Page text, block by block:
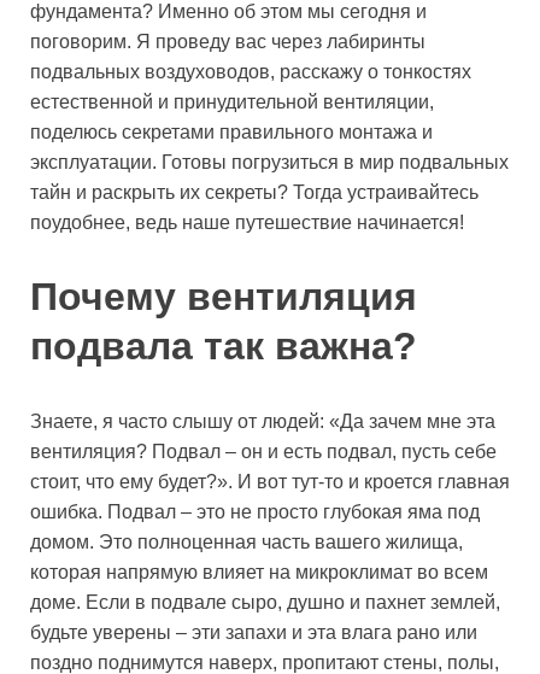
фундамента? Именно об этом мы сегодня и
поговорим. Я проведу вас через лабиринты
подвальных воздуховодов, расскажу о тонкостях
естественной и принудительной вентиляции,
поделюсь секретами правильного монтажа и
эксплуатации. Готовы погрузиться в мир подвальных
тайн и раскрыть их секреты? Тогда устраивайтесь
поудобнее, ведь наше путешествие начинается!
Почему вентиляция
подвала так важна?
Знаете, я часто слышу от людей: «Да зачем мне эта
вентиляция? Подвал – он и есть подвал, пусть себе
стоит, что ему будет?». И вот тут-то и кроется главная
ошибка. Подвал – это не просто глубокая яма под
домом. Это полноценная часть вашего жилища,
которая напрямую влияет на микроклимат во всем
доме. Если в подвале сыро, душно и пахнет землей,
будьте уверены – эти запахи и эта влага рано или
поздно поднимутся наверх, пропитают стены, полы,